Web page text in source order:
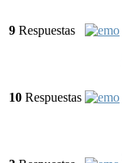
9 Respuestas
10 Respuestas